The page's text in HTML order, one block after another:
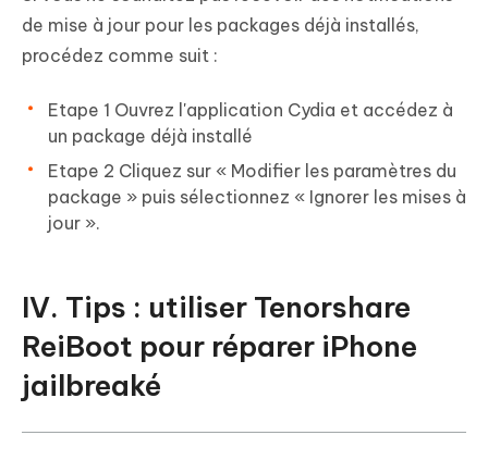
de mise à jour pour les packages déjà installés,
procédez comme suit :
Etape 1 Ouvrez l'application Cydia et accédez à
un package déjà installé
Etape 2 Cliquez sur « Modifier les paramètres du
package » puis sélectionnez « Ignorer les mises à
jour ».
IV. Tips : utiliser Tenorshare
ReiBoot pour réparer iPhone
jailbreaké